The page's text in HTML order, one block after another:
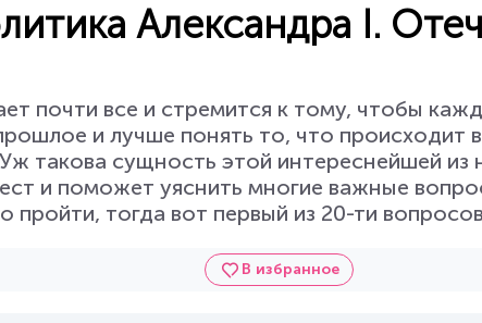
Александра I.
почти все и стремится к тому, чтобы
и лучше понять то, что происходит
такова сущность этой интереснейшей из
и поможет уяснить многие важные
пройти, тогда вот первый из 20-ти
В избранное